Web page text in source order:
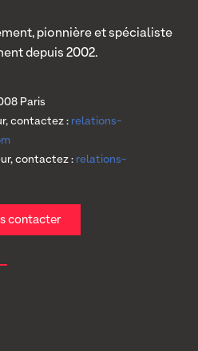
pionnière et spécialiste
depuis 2002.
Paris
contactez : relations-
contactez : relations-
contacter